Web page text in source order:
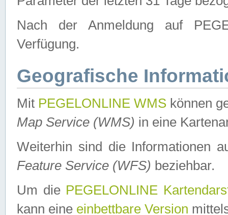
Nach der Anmeldung auf
Verfügung.
Geografische
Mit PEGELONLINE WMS können
Map Service (WMS) in eine
Weiterhin sind die Informationen
Feature Service (WFS) beziehbar.
Um die PEGELONLINE
kann eine einbettbare Version